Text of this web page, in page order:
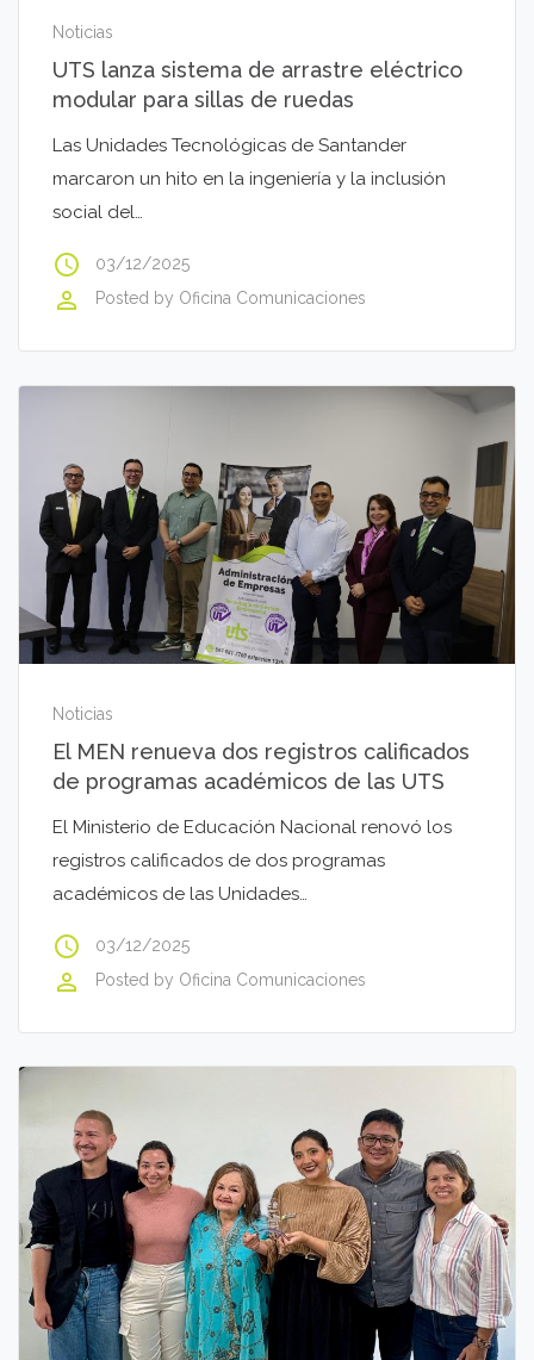
Noticias
UTS lanza sistema de arrastre eléctrico
modular para sillas de ruedas
Las Unidades Tecnológicas de Santander
marcaron un hito en la ingeniería y la inclusión
social del…
access_time 03/12/2025
perm_identity Posted by Oficina Comunicaciones
Noticias
El MEN renueva dos registros calificados
de programas académicos de las UTS
El Ministerio de Educación Nacional renovó los
registros calificados de dos programas
académicos de las Unidades…
access_time 03/12/2025
perm_identity Posted by Oficina Comunicaciones